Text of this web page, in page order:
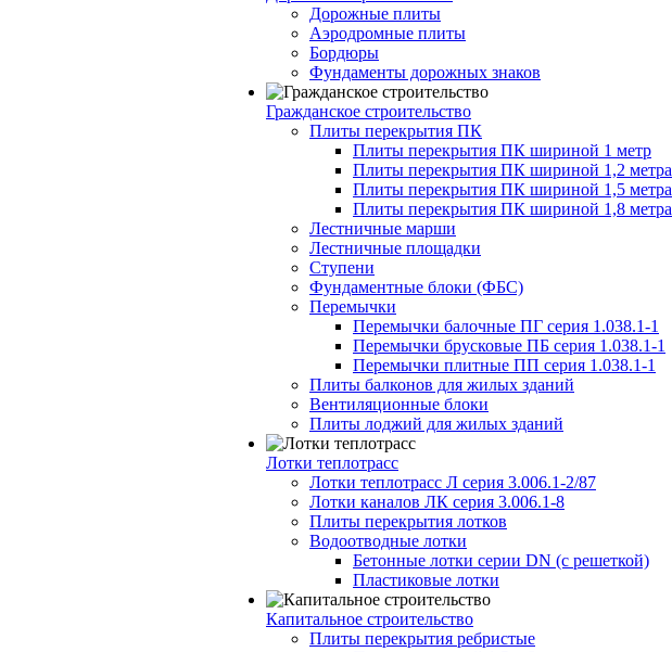
Дорожные плиты
Аэродромные плиты
Бордюры
Фундаменты дорожных знаков
Гражданское строительство
Плиты перекрытия ПК
Плиты перекрытия ПК шириной 1 метр
Плиты перекрытия ПК шириной 1,2 метра
Плиты перекрытия ПК шириной 1,5 метра
Плиты перекрытия ПК шириной 1,8 метра
Лестничные марши
Лестничные площадки
Ступени
Фундаментные блоки (ФБС)
Перемычки
Перемычки балочные ПГ серия 1.038.1-1
Перемычки брусковые ПБ серия 1.038.1-1
Перемычки плитные ПП серия 1.038.1-1
Плиты балконов для жилых зданий
Вентиляционные блоки
Плиты лоджий для жилых зданий
Лотки теплотрасс
Лотки теплотрасс Л серия 3.006.1-2/87
Лотки каналов ЛК серия 3.006.1-8
Плиты перекрытия лотков
Водоотводные лотки
Бетонные лотки серии DN (с решеткой)
Пластиковые лотки
Капитальное строительство
Плиты перекрытия ребристые